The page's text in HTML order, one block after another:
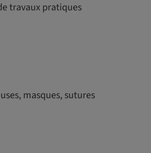
travaux pratiques
masques, sutures